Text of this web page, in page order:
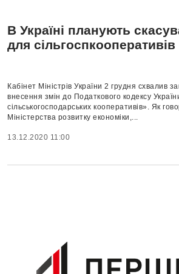
В Україні планують
для сільгоспкооперативів
Кабінет Міністрів України 2 грудня схвалив
внесення змін до Податкового кодексу
сільськогосподарських кооперативів». Як
Міністерства розвитку економіки,...
13.12.2020 11:00